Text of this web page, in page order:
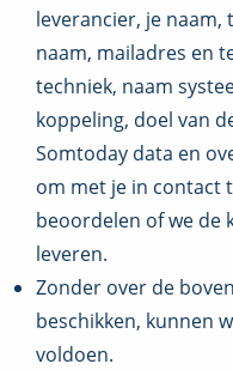
leverancier, je
naam, mailadres en
techniek, naam
koppeling, doel van
Somtoday data en
om met je in contact
beoordelen of we de
leveren.
Zonder over de
beschikken, kunnen
voldoen.